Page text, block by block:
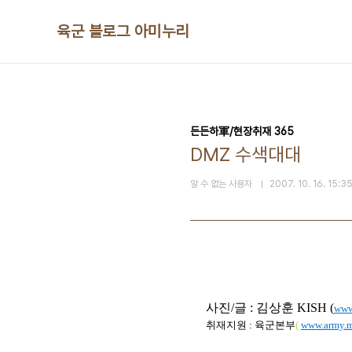
육군 블로그 아미누리
든든하軍/현장취재 365
DMZ 수색대대
알 수 없는 사용자 2007. 10. 16. 15:35
사진/글 : 김상훈 KISH (
취재지원 : 육군본부(